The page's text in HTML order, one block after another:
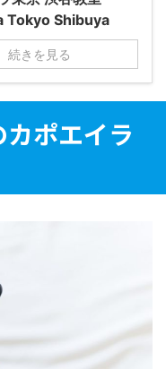
Tokyo Shibuya
続きを見る
カポエイラ